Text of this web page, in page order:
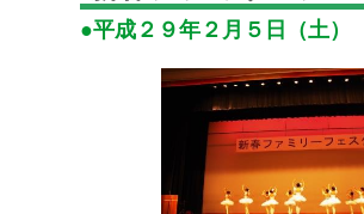
●平成２９年２月５日（土